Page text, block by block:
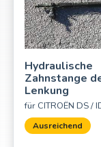
Hydraulische
Zahnstange
Lenkung
für CITROËN DS /
Ausreichend